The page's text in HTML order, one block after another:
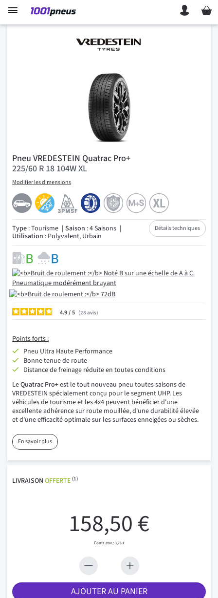
Mon
Pneu VREDESTEIN Quatrac Pro+
225/60 R 18 104W XL
Modifier les dimensions
Détails techniques
Type : Tourisme Saison : 4 Saisons
Utilisation : Polyvalent, Urbain
4.9/ 28 avis
Points forts :
Pneu Ultra Haute Performance
Bonne tenue de route
Distance de freinage réduite en toutes conditions
LeQuatrac Pro+est le tout nouveau pneu toutes saisons de
VREDESTEIN spécialement conçu pour le segment UHP. Les
véhicules de tourisme et les 4x4 peuvent bénéficier d'une
excellente adhérence sur route mouillée, d'une durabilité élevée
et d'une efficacité optimale sur les surfaces enneigées ou sèches.
En savoir plus
LIVRAISON OFFERTE (1)
158,50 €
3,76 €
AJOUTER AU PANIER